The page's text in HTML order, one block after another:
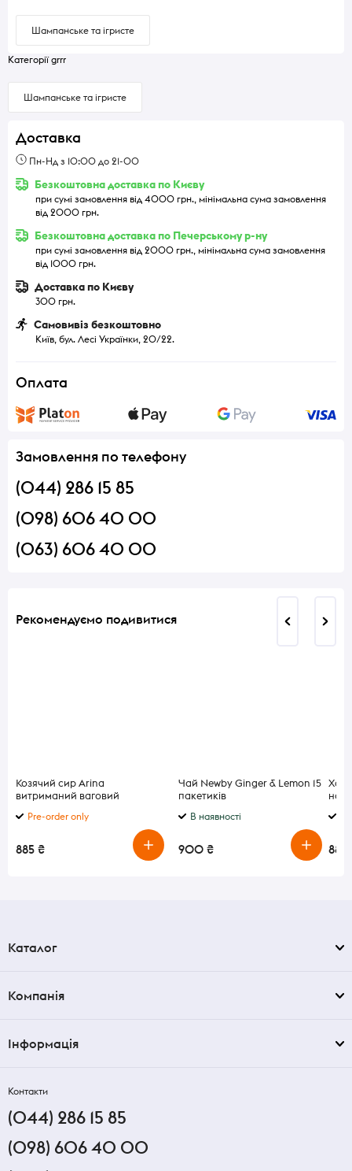
Шампанське та ігристе
Категорії grrr
Шампанське та ігристе
Доставка
Пн-Нд з 10:00 до 21-00
Безкоштовна доставка по Києву
при сумі замовлення від 4000 грн., мінімальна сума замовлення
від 2000 грн.
Безкоштовна доставка по Печерському р-ну
при сумі замовлення від 2000 грн., мінімальна сума замовлення
від 1000 грн.
Доставка по Києву
300 грн.
Самовивіз безкоштовно
Київ, бул. Лесі Українки, 20/22.
Оплата
Замовлення по телефону
(044) 286 15 85
(098) 606 40 00
(063) 606 40 00
Рекомендуємо подивитися
Козячий сир Arina
витриманий ваговий
Pre-order only
885 ₴
Чай Newby Ginger & Lemon 15
пакетиків
В наявності
900 ₴
Каталог
Компанія
Інформація
Контакти
(044) 286 15 85
(098) 606 40 00